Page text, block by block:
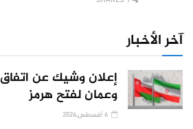
آخر الأخبار
وعمان لفتح هرمز